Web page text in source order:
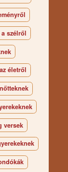
a szélről
életről
versek